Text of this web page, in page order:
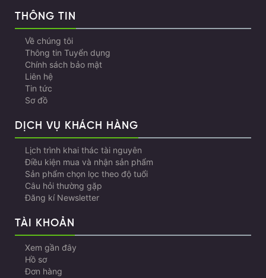
THÔNG TIN
Về chúng tôi
Thông tin Tuyển dụng
Chính sách bảo mật
Liên hệ
Tin tức
Sơ đồ
DỊCH VỤ KHÁCH HÀNG
Lịch trình khai thác tài nguyên
Điều kiện mua và nhận sản phẩm
Sản phẩm chọn lọc theo độ tuổi
Câu hỏi thường gặp
Đăng kí Newsletter
TÀI KHOẢN
Xem gần đây
Hồ sơ
Đơn hàng